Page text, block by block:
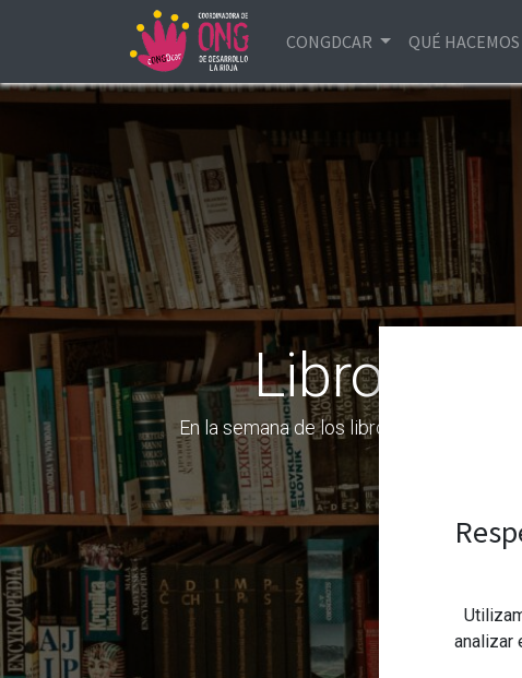
CONGDCAR QUÉ HACEMOS
Libros
En la semana de los libros,
analizar